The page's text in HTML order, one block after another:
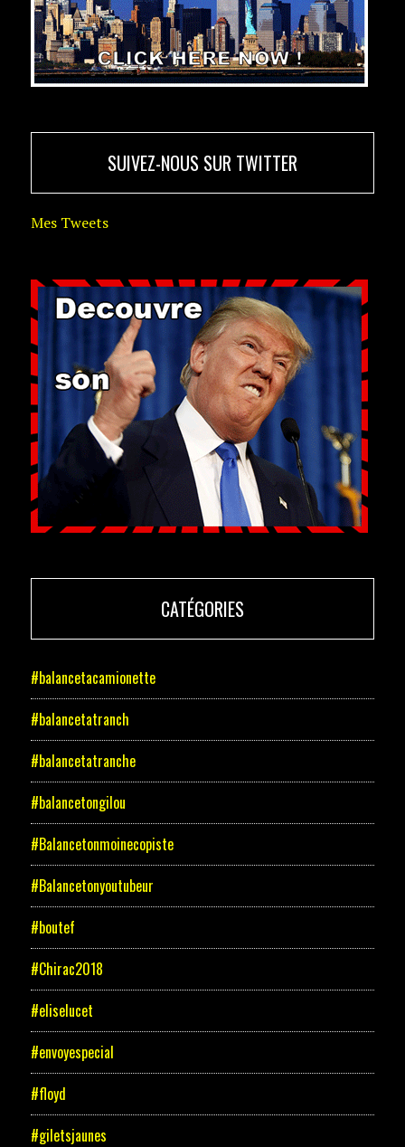
SUIVEZ-NOUS SUR TWITTER
Mes Tweets
CATÉGORIES
#balancetacamionette
#balancetatranch
#balancetatranche
#balancetongilou
#Balancetonmoinecopiste
#Balancetonyoutubeur
#boutef
#Chirac2018
#eliselucet
#envoyespecial
#floyd
#giletsjaunes